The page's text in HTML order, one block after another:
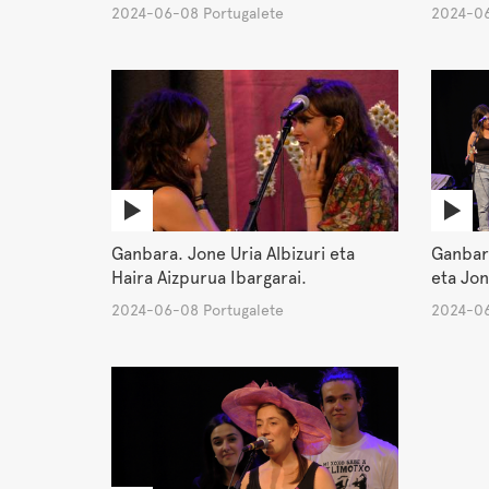
2024-06-08 Portugalete 2024-
Ganbara. Jone Uria Albizuri eta
Haira Aizpurua Ibargarai.
2024-06-08 Portugalete
eta
2024-